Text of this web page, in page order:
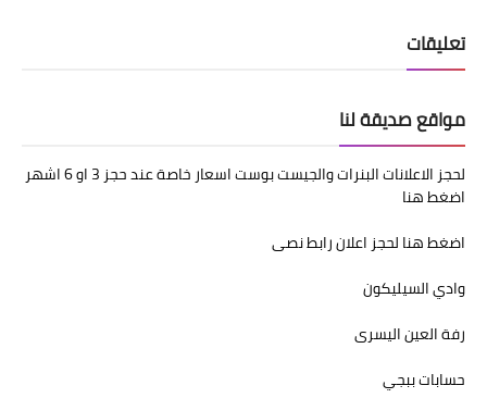
تعليقات
مواقع صديقة لنا
لحجز الاعلانات البنرات والجيست بوست اسعار خاصة عند حجز 3 او 6 اشهر
اضغط هنا
اضغط هنا لحجز اعلان رابط نصى
وادي السيليكون
رفة العين اليسرى
حسابات ببجي